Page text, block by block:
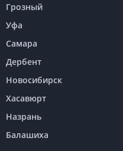
Грозный
Уфа
Самара
Дербент
Новосибирск
Хасавюрт
Назрань
Балашиха